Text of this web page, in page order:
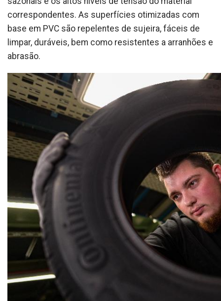
correspondentes. As superfícies otimizadas com
base em PVC são repelentes de sujeira, fáceis de
limpar, duráveis, bem como resistentes a arranhões e
abrasão.